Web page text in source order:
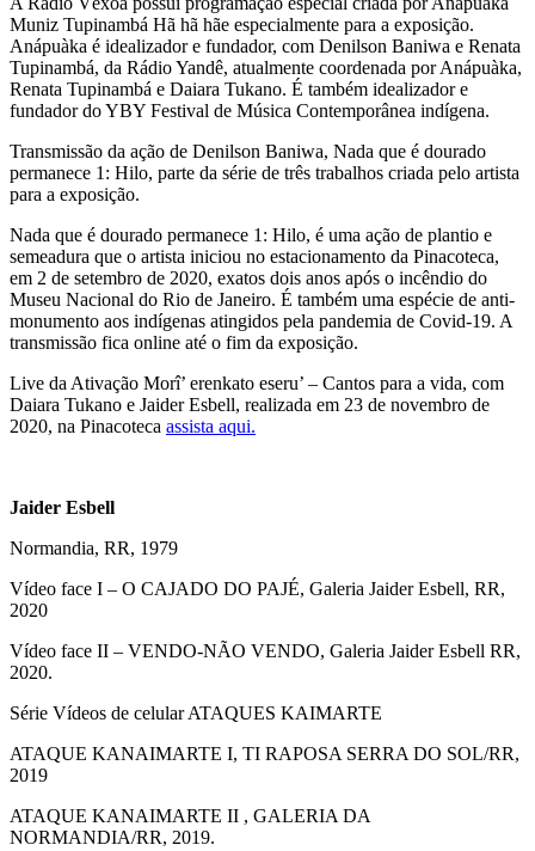
Muniz Tupinambá Hã hã hãe especialmente para a exposição.
Anápuàka é idealizador e fundador, com Denilson Baniwa e Renata
Tupinambá, da Rádio Yandê, atualmente coordenada por Anápuàka,
Renata Tupinambá e Daiara Tukano. É também idealizador e
fundador do YBY Festival de Música Contemporânea indígena.
Transmissão da ação de Denilson Baniwa, Nada que é dourado
permanece 1: Hilo, parte da série de três trabalhos criada pelo artista
para a exposição.
Nada que é dourado permanece 1: Hilo, é uma ação de plantio e
semeadura que o artista iniciou no estacionamento da Pinacoteca,
em 2 de setembro de 2020, exatos dois anos após o incêndio do
Museu Nacional do Rio de Janeiro. É também uma espécie de anti-
monumento aos indígenas atingidos pela pandemia de Covid-19. A
transmissão fica online até o fim da exposição.
Live da Ativação Morî’ erenkato eseru’ – Cantos para a vida, com
Daiara Tukano e Jaider Esbell, realizada em 23 de novembro de
2020, na Pinacoteca assista aqui.
Jaider Esbell
Normandia, RR, 1979
Vídeo face I – O CAJADO DO PAJÉ, Galeria Jaider Esbell, RR,
2020
Vídeo face II – VENDO-NÃO VENDO, Galeria Jaider Esbell RR,
2020.
Série Vídeos de celular ATAQUES KAIMARTE
ATAQUE KANAIMARTE I, TI RAPOSA SERRA DO SOL/RR,
2019
ATAQUE KANAIMARTE II , GALERIA DA
NORMANDIA/RR, 2019.